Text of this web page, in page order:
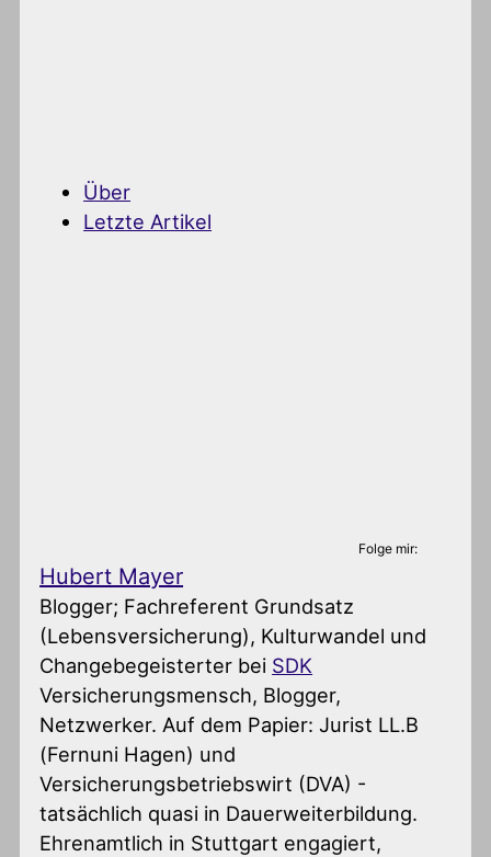
Über
Letzte Artikel
Folge mir:
Hubert Mayer
Blogger; Fachreferent Grundsatz
(Lebensversicherung), Kulturwandel und
Changebegeisterter bei SDK
Versicherungsmensch, Blogger,
Netzwerker. Auf dem Papier: Jurist LL.B
(Fernuni Hagen) und
Versicherungsbetriebswirt (DVA) -
tatsächlich quasi in Dauerweiterbildung.
Ehrenamtlich in Stuttgart engagiert,